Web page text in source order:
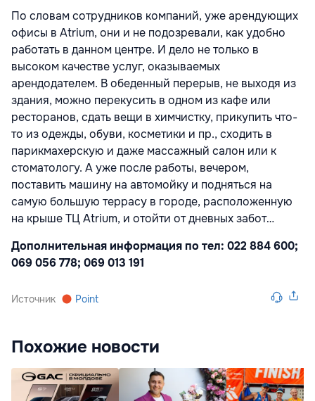
По словам сотрудников компаний, уже арендующих
офисы в Atrium, они и не подозревали, как удобно
работать в данном центре. И дело не только в
высоком качестве услуг, оказываемых
арендодателем. В обеденный перерыв, не выходя из
здания, можно перекусить в одном из кафе или
ресторанов, сдать вещи в химчистку, прикупить что-
то из одежды, обуви, косметики и пр., сходить в
парикмахерскую и даже массажный салон или к
стоматологу. А уже после работы, вечером,
поставить машину на автомойку и подняться на
самую большую террасу в городе, расположенную
на крыше ТЦ Atrium, и отойти от дневных забот…
Дополнительная информация по тел: 022 884 600;
069 056 778; 069 013 191
Источник Point
Похожие новости